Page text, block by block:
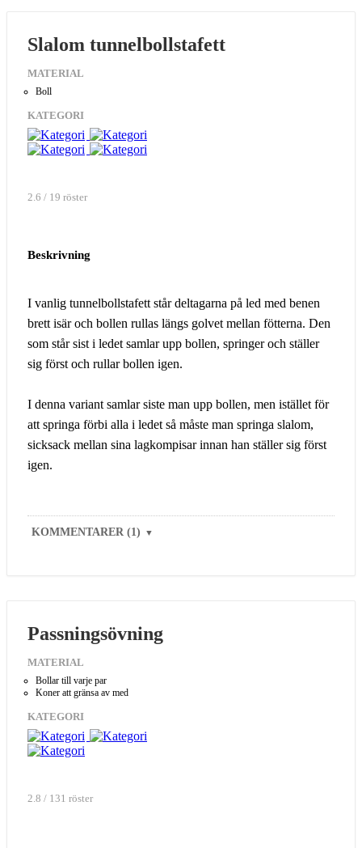
Slalom tunnelbollstafett
MATERIAL
Boll
KATEGORI
2.6 / 19 röster
Beskrivning
I vanlig tunnelbollstafett står deltagarna på led med benen
brett isär och bollen rullas längs golvet mellan fötterna. Den
som står sist i ledet samlar upp bollen, springer och ställer
sig först och rullar bollen igen.
I denna variant samlar siste man upp bollen, men istället för
att springa förbi alla i ledet så måste man springa slalom,
sicksack mellan sina lagkompisar innan han ställer sig först
igen.
KOMMENTARER (1) ▼
Passningsövning
MATERIAL
Bollar till varje par
Koner att gränsa av med
KATEGORI
2.8 / 131 röster